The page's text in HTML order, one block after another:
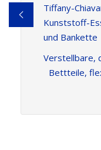
Tiffany-
Kunststoff-
und Bankette
Verstellbare,
Bettteile,